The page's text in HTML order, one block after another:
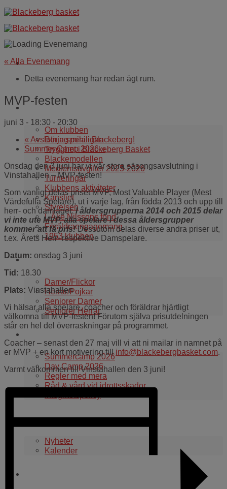
Skip
to
content
Om oss
Om klubben
Börja spela i Blackeberg!
Trygghet i Blackeberg Basket
Blackemodellen
Medlemsavgifter 2025-2026
Turneringar
Klubbens aktiviteter
Kansliet
Styrelsen
L Åke Nilssons fond
Föräldraengagemang
1953 klubben
Våra lag
Damer/Flickor
Herrar/Pojkar
Seniorer Damer
Seniorer Herrar
Summercamp 2026
Day Camp 2026
Regler med mera
Råd & vård vid idrottsskador
Aktuellt i klubben
Nyheter
Kalender
« Alla Evenemang
Detta evenemang har redan ägt rum.
MVP-festen
juni 3 - 18:30 - 20:30
« Avslutning miniligan
Summer Camp 2026»
Onsdag den 3 juni har vi vår stora säsongsavslutning i
Vinstahallen – MVP-festen!
Som vanligt delas priset MVP, Most Valuable Player (Mest
Värdefulla Spelare), ut i varje lag, från födda 2013 och upp till
herr- och damlaget.I åldersgrupperna 2014 och 2015 delar
vi inte ute MVP, alla spelare i dessa åldersgrupper
kommer att få pris!Dessutom delas diverse andra priser ut,
t.ex. Årets Herr- respektive Damspelare.
Datum: onsdag 3 juni
Tid: 18.30
Plats: Vinstahallen
Vi hälsar alla spelare, coacher och föräldrar hjärtligt
välkomna till MVP-festen! Förutom själva prisutdelningen
står en hel del överraskningar på programmet.
Coacher – senast den 27 maj vill vi att ni mailar in namnet på
er MVP + en kort motivering tillinfo@blackebergbasket.com.
Varmt välkommen till Vinstahallen den 3 juni!